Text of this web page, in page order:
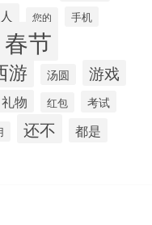
您的 手机
春节
游 汤圆 游戏
礼物 红包 考试
还不 都是